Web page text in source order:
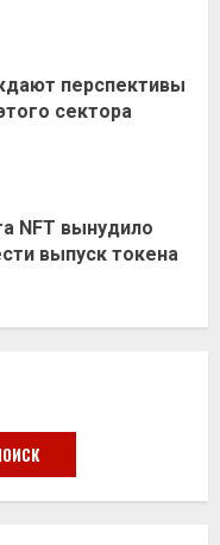
перспективы
сектора
NFT вынудило
выпуск токена